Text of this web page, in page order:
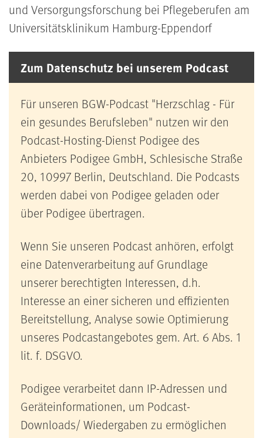
und Versorgungsforschung bei Pflegeberufen am
Universitätsklinikum Hamburg-Eppendorf
Zum Datenschutz bei unserem Podcast
Für unseren BGW-Podcast "Herzschlag - Für
ein gesundes Berufsleben" nutzen wir den
Podcast-Hosting-Dienst Podigee des
Anbieters Podigee GmbH, Schlesische Straße
20, 10997 Berlin, Deutschland. Die Podcasts
werden dabei von Podigee geladen oder
über Podigee übertragen.
Wenn Sie unseren Podcast anhören, erfolgt
eine Datenverarbeitung auf Grundlage
unserer berechtigten Interessen, d.h.
Interesse an einer sicheren und effizienten
Bereitstellung, Analyse sowie Optimierung
unseres Podcastangebotes gem. Art. 6 Abs. 1
lit. f. DSGVO.
Podigee verarbeitet dann IP-Adressen und
Geräteinformationen, um Podcast-
Downloads/ Wiedergaben zu ermöglichen